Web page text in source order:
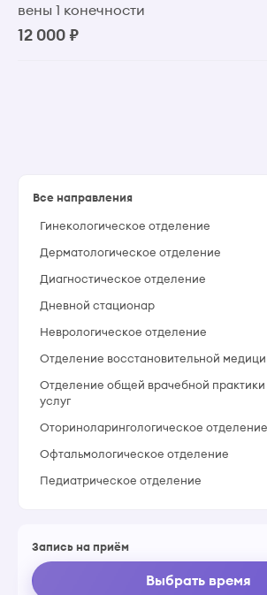
вены 1 конечности
12 000 ₽
Все направления
Гинекологическое отделение
Дерматологическое отделение
Диагностическое отделение
Дневной стационар
Неврологическое отделение
Отделение восстановительной
Отделение общей врачебной
услуг
Оториноларингологическое отделение
Офтальмологическое отделение
Педиатрическое отделение
Терапевтическое отделение
Травматологии и ортопедии
Запись на приём
Выбрать время